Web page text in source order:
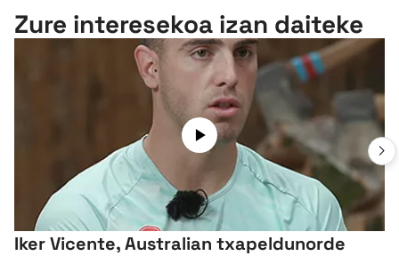
Zure interesekoa izan daiteke
Iker Vicente, Australian txapeldunorde